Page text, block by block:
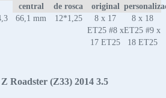
central
de rosca
original
66,1 mm 12*1,25
8 x 17
ET25 #8 x
17 ET25
8 x 18
ET25 #9 x
18 ET25
Roadster (Z33) 2014 3.5